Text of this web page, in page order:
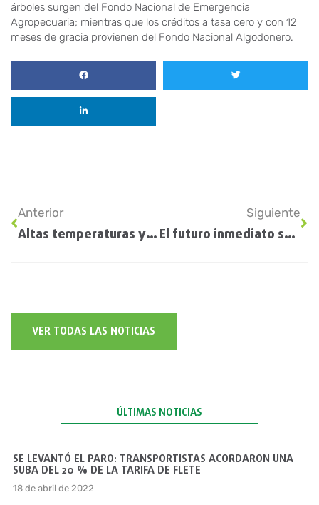
árboles surgen del Fondo Nacional de Emergencia
Agropecuaria; mientras que los créditos a tasa cero y con 12
meses de gracia provienen del Fondo Nacional Algodonero.
Anterior
Altas temperaturas y escasas lluvias deterioran al cultivo de girasol
Siguiente
El futuro inmediato será de menos sorgo y más maíces tardíos
VER TODAS LAS NOTICIAS
ÚLTIMAS NOTICIAS
SE LEVANTÓ EL PARO: TRANSPORTISTAS ACORDARON UNA
SUBA DEL 20 % DE LA TARIFA DE FLETE
18 de abril de 2022